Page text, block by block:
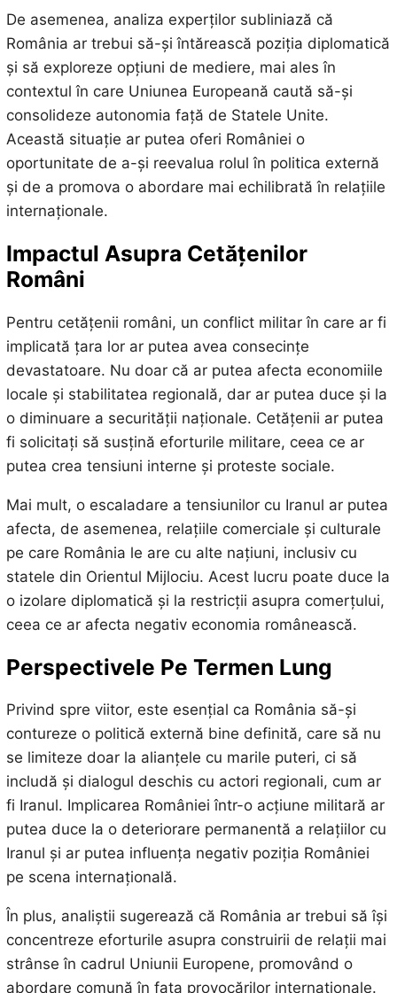
De asemenea, analiza experților subliniază că
România ar trebui să-și întărească poziția diplomatică
și să exploreze opțiuni de mediere, mai ales în
contextul în care Uniunea Europeană caută să-și
consolideze autonomia față de Statele Unite.
Această situație ar putea oferi României o
oportunitate de a-și reevalua rolul în politica externă
și de a promova o abordare mai echilibrată în relațiile
internaționale.
Impactul Asupra Cetățenilor
Români
Pentru cetățenii români, un conflict militar în care ar fi
implicată țara lor ar putea avea consecințe
devastatoare. Nu doar că ar putea afecta economiile
locale și stabilitatea regională, dar ar putea duce și la
o diminuare a securității naționale. Cetățenii ar putea
fi solicitați să susțină eforturile militare, ceea ce ar
putea crea tensiuni interne și proteste sociale.
Mai mult, o escaladare a tensiunilor cu Iranul ar putea
afecta, de asemenea, relațiile comerciale și culturale
pe care România le are cu alte națiuni, inclusiv cu
statele din Orientul Mijlociu. Acest lucru poate duce la
o izolare diplomatică și la restricții asupra comerțului,
ceea ce ar afecta negativ economia românească.
Perspectivele Pe Termen Lung
Privind spre viitor, este esențial ca România să-și
contureze o politică externă bine definită, care să nu
se limiteze doar la alianțele cu marile puteri, ci să
includă și dialogul deschis cu actori regionali, cum ar
fi Iranul. Implicarea României într-o acțiune militară ar
putea duce la o deteriorare permanentă a relațiilor cu
Iranul și ar putea influența negativ poziția României
pe scena internațională.
În plus, analiștii sugerează că România ar trebui să își
concentreze eforturile asupra construirii de relații mai
strânse în cadrul Uniunii Europene, promovând o
abordare comună în fața provocărilor internaționale.